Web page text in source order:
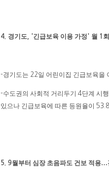
4. 경기도 , '긴급보육 이용 가정' 월 1
-경기도는 22일 어린이집 긴급보육을
-수도권의 사회적 거리두기 4단계 시
있으나 긴급보육에 따른 등원율이
5. 9월부터 심장 초음파도 건보 적용…